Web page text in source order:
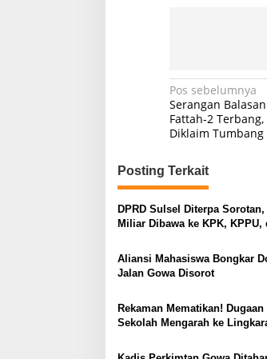
N
a
v
i
g
a
s
i
p
s
Pos sebelumnya
Serangan
Fattah-2
Diklaim Tumbang
Posting Terkait
DPRD Sulsel Diterpa
Miliar Dibawa ke KPK, KPPU,
Aliansi Mahasiswa Bongkar
Jalan Gowa Disorot
Rekaman Mematikan!
Sekolah Mengarah ke